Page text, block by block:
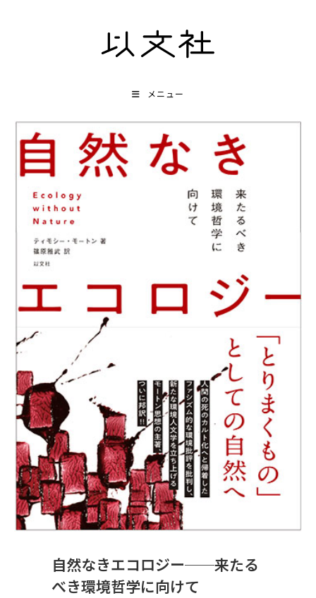
メニュー
自然なきエコロジー──来たる
べき環境哲学に向けて